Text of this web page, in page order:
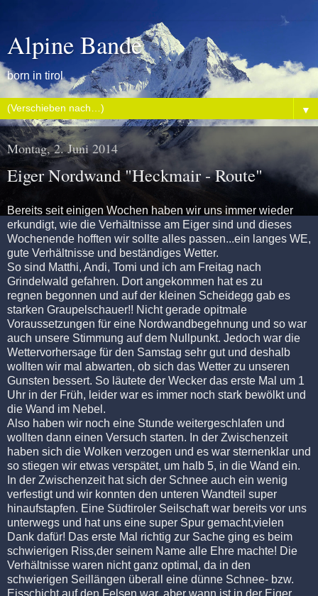
Alpine Bande
born in tirol
▼
Montag, 2. Juni 2014
Eiger Nordwand "Heckmair - Route"
Bereits seit einigen Wochen haben wir uns immer wieder
erkundigt, wie die Verhältnisse am Eiger sind und dieses
Wochenende hofften wir sollte alles passen...ein langes WE,
gute Verhältnisse und beständiges Wetter.
So sind Matthi, Andi, Tomi und ich am Freitag nach
Grindelwald gefahren. Dort angekommen hat es zu
regnen begonnen und auf der kleinen Scheidegg gab es
starken Graupelschauer!! Nicht gerade opitmale
Voraussetzungen für eine Nordwandbegehnung und so war
auch unsere Stimmung auf dem Nullpunkt. Jedoch war die
Wettervorhersage für den Samstag sehr gut und deshalb
wollten wir mal abwarten, ob sich das Wetter zu unseren
Gunsten bessert. So läutete der Wecker das erste Mal um 1
Uhr in der Früh, leider war es immer noch stark bewölkt und
die Wand im Nebel.
Also haben wir noch eine Stunde weitergeschlafen und
wollten dann einen Versuch starten. In der Zwischenzeit
haben sich die Wolken verzogen und es war sternenklar und
so stiegen wir etwas verspätet, um halb 5, in die Wand ein.
In der Zwischenzeit hat sich der Schnee auch ein wenig
verfestigt und wir konnten den unteren Wandteil super
hinaufstapfen. Eine Südtiroler Seilschaft war bereits vor uns
unterwegs und hat uns eine super Spur gemacht,vielen
Dank dafür! Das erste Mal richtig zur Sache ging es beim
schwierigen Riss,der seinem Name alle Ehre machte! Die
Verhältnisse waren nicht ganz optimal, da in den
schwierigen Seillängen überall eine dünne Schnee- bzw.
Eisschicht auf den Felsen war, aber wann ist in der Eiger